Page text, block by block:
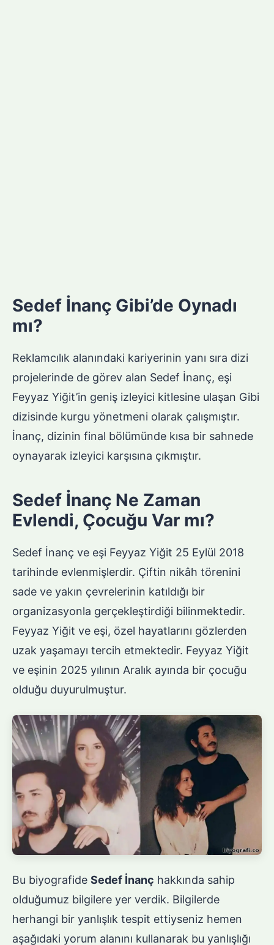
Sedef İnanç Gibi’de Oynadı
mı?
Reklamcılık alanındaki kariyerinin yanı sıra dizi
projelerinde de görev alan Sedef İnanç, eşi
Feyyaz Yiğit’in geniş izleyici kitlesine ulaşan Gibi
dizisinde kurgu yönetmeni olarak çalışmıştır.
İnanç, dizinin final bölümünde kısa bir sahnede
oynayarak izleyici karşısına çıkmıştır.
Sedef İnanç Ne Zaman
Evlendi, Çocuğu Var mı?
Sedef İnanç ve eşi Feyyaz Yiğit 25 Eylül 2018
tarihinde evlenmişlerdir. Çiftin nikâh törenini
sade ve yakın çevrelerinin katıldığı bir
organizasyonla gerçekleştirdiği bilinmektedir.
Feyyaz Yiğit ve eşi, özel hayatlarını gözlerden
uzak yaşamayı tercih etmektedir. Feyyaz Yiğit
ve eşinin 2025 yılının Aralık ayında bir çocuğu
olduğu duyurulmuştur.
Bu biyografide Sedef İnanç hakkında sahip
olduğumuz bilgilere yer verdik. Bilgilerde
herhangi bir yanlışlık tespit ettiyseniz hemen
aşağıdaki yorum alanını kullanarak bu yanlışlığı